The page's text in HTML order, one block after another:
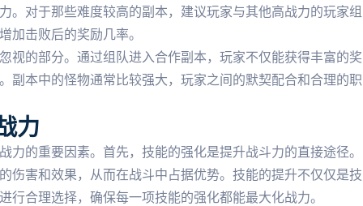
。对于那些难度较高的副本，建议玩家与其他高战力的玩家组
加击败后的奖励几率。
视的部分。通过组队进入合作副本，玩家不仅能获得丰富的奖
副本中的怪物通常比较强大，玩家之间的默契配合和合理的职
力
力的重要因素。首先，技能的强化是提升战斗力的直接途径。
伤害和效果，从而在战斗中占据优势。技能的提升不仅仅是技
行合理选择，确保每一项技能的强化都能最大化战力。